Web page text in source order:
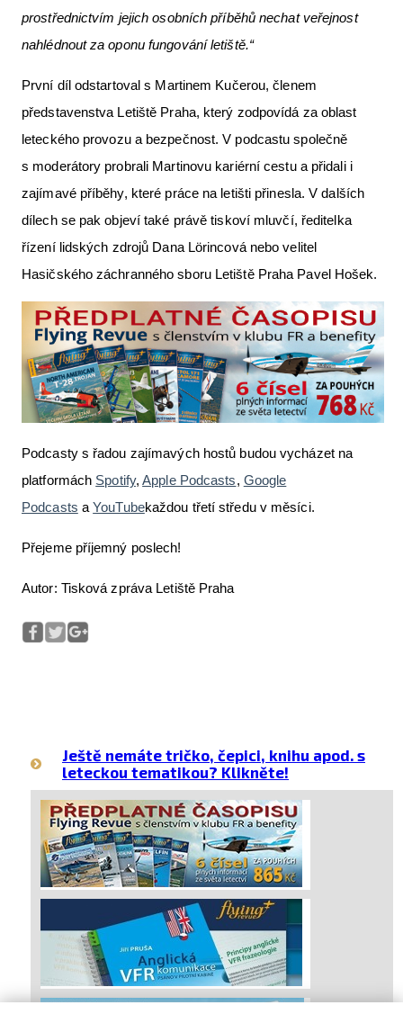
prostřednictvím jejich osobních příběhů nechat veřejnost
nahlédnout za oponu fungování letiště.“
První díl odstartoval s Martinem Kučerou, členem
představenstva Letiště Praha, který zodpovídá za oblast
leteckého provozu a bezpečnost. V podcastu společně
s moderátory probrali Martinovu kariérní cestu a přidali i
zajímavé příběhy, které práce na letišti přinesla. V dalších
dílech se pak objeví také právě tiskoví mluvčí, ředitelka
řízení lidských zdrojů Dana Lörincová nebo velitel
Hasičského záchranného sboru Letiště Praha Pavel Hošek.
Podcasty s řadou zajímavých hostů budou vycházet na
platformách Spotify,Apple Podcasts, Google
Podcasts aYouTubekaždou třetí středu v měsíci.
Přejeme příjemný poslech!
Autor: Tisková zpráva Letiště Praha
Ještě nemáte tričko, čepici, knihu apod. s
leteckou tematikou? Klikněte!